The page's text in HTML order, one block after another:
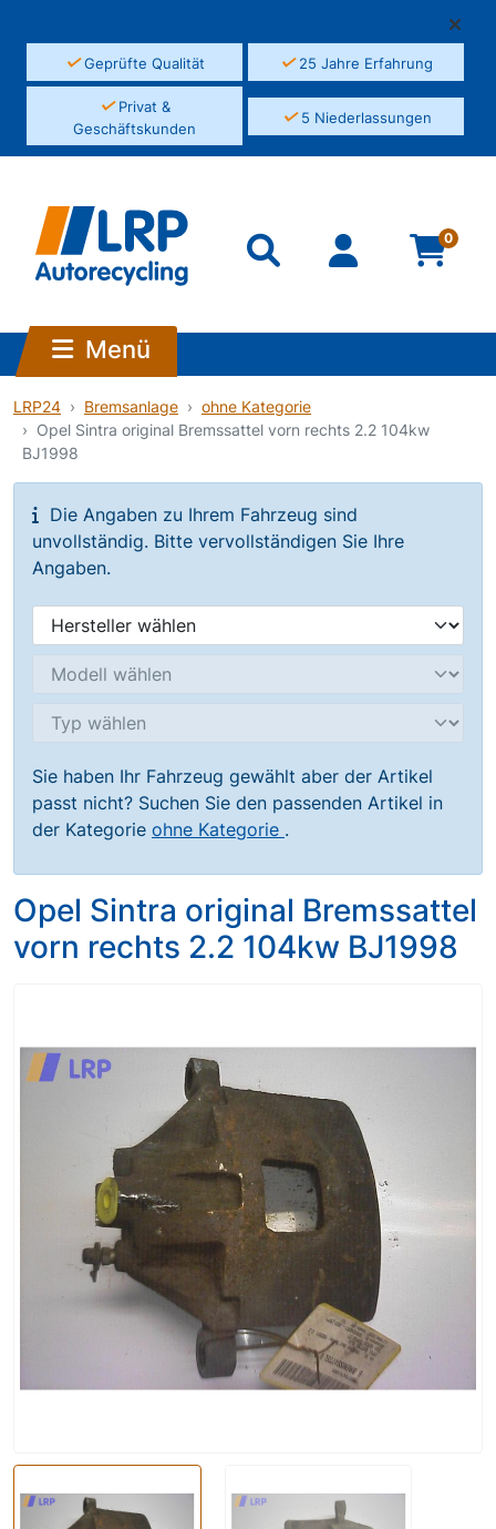
✓Geprüfte Qualität ✓25 Jahre Erfahrung
✓Privat &
Geschäftskunden
✓5 Niederlassungen
0
Menü
LRP24 Bremsanlage
ohne Kategorie
Opel Sintra original Bremssattel vorn rechts 2.2 104kw
BJ1998
Die Angaben zu Ihrem Fahrzeug sind
unvollständig. Bitte vervollständigen Sie Ihre
Angaben.
Sie haben Ihr Fahrzeug gewählt aber der Artikel
passt nicht? Suchen Sie den passenden Artikel in
der Kategorie ohne Kategorie .
Opel Sintra original Bremssattel
vorn rechts 2.2 104kw BJ1998